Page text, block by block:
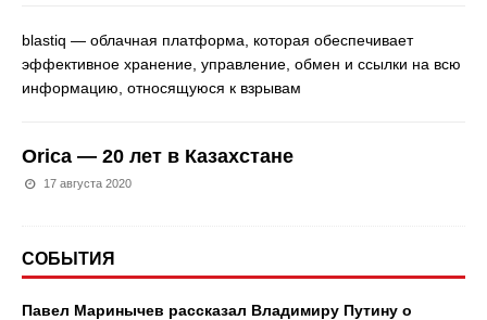
blastiq — облачная платформа, которая обеспечивает
эффективное хранение, управление, обмен и ссылки на всю
информацию, относящуюся к взрывам
Orica — 20 лет в Казахстане
17 августа 2020
СОБЫТИЯ
Павел Маринычев рассказал Владимиру Путину о